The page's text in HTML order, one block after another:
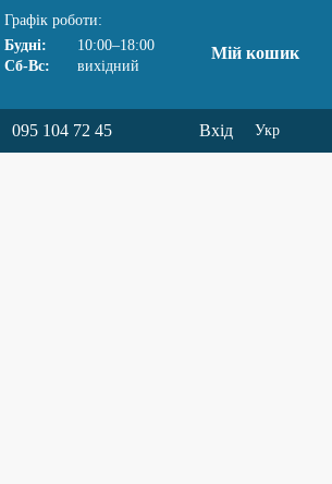
Графік роботи:
Будні:
10:00–18:00
Сб-Вс:
вихідний
Мій кошик
095 104 72 45 Вхід Укр